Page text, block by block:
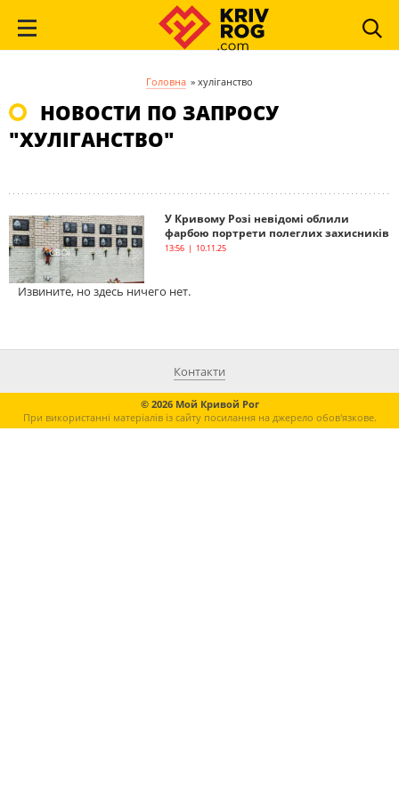
Головна » хуліганство
НОВОСТИ ПО ЗАПРОСУ
"ХУЛІГАНСТВО"
У Кривому Розі невідомі облили
фарбою портрети полеглих захисників
13:56 | 10.11.25
Извините, но здесь ничего нет.
Контакти
© 2026 Мой Кривой Рог
При використанні матеріалів із сайту посилання на джерело обов'язкове.